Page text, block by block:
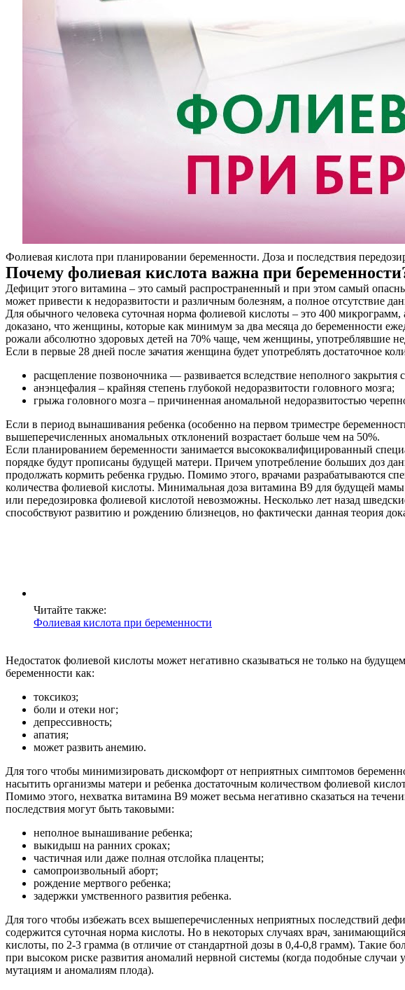
Фолиевая кислота при планировании беременности. Доза и последствия
Почему фолиевая кислота важна при
Дефицит этого витамина – это самый распространенный и при этом самый
может привести к недоразвитости и различным болезням, а полное отсутствие
Для обычного человека суточная норма фолиевой кислоты – это 400
доказано, что женщины, которые как минимум за два месяца до беременности
рожали абсолютно здоровых детей на 70% чаще, чем женщины, употреблявшие
Если в первые 28 дней после зачатия женщина будет употреблять достаточное
расщепление позвоночника — развивается вследствие неполного закрытия
анэнцефалия – крайняя степень глубокой недоразвитости головного мозга;
грыжа головного мозга – причиненная аномальной недоразвитостью
Если в период вынашивания ребенка (особенно на первом триместре
вышеперечисленных аномальных отклонений возрастает больше чем на 50%.
Если планированием беременности занимается высококвалифицированный
порядке будут прописаны будущей матери. Причем употребление больших доз
продолжать кормить ребенка грудью. Помимо этого, врачами разрабатываются
количества фолиевой кислоты. Минимальная доза витамина В9 для будущей
или передозировка фолиевой кислотой невозможны. Несколько лет назад
способствуют развитию и рождению близнецов, но фактически данная теория
Читайте также:
Фолиевая кислота при беременности
Недостаток фолиевой кислоты может негативно сказываться не только на
беременности как:
токсикоз;
боли и отеки ног;
депрессивность;
апатия;
может развить анемию.
Для того чтобы минимизировать дискомфорт от неприятных симптомов
насытить организмы матери и ребенка достаточным количеством фолиевой
Помимо этого, нехватка витамина В9 может весьма негативно сказаться на
последствия могут быть таковыми:
неполное вынашивание ребенка;
выкидыш на ранних сроках;
частичная или даже полная отслойка плаценты;
самопроизвольный аборт;
рождение мертвого ребенка;
задержки умственного развития ребенка.
Для того чтобы избежать всех вышеперечисленных неприятных последствий
содержится суточная норма кислоты. Но в некоторых случаях врач,
кислоты, по 2-3 грамма (в отличие от стандартной дозы в 0,4-0,8 грамм). Такие
при высоком риске развития аномалий нервной системы (когда подобные случаи
мутациям и аномалиям плода).